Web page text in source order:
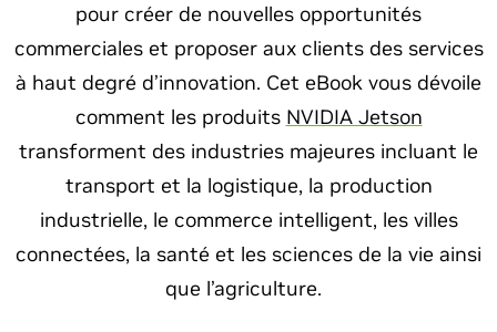
pour créer de nouvelles opportunités
commerciales et proposer aux clients des services
à haut degré d’innovation. Cet eBook vous dévoile
comment les produits NVIDIA Jetson
transforment des industries majeures incluant le
transport et la logistique, la production
industrielle, le commerce intelligent, les villes
connectées, la santé et les sciences de la vie ainsi
que l’agriculture.